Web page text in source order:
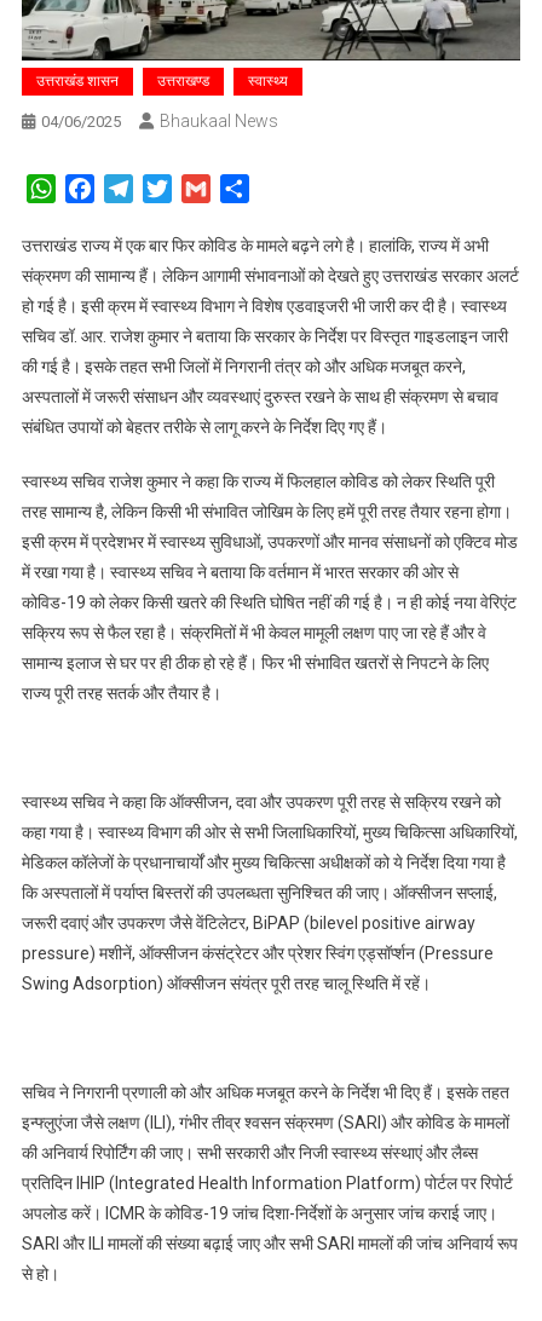
उत्तराखंड शासन उत्तराखण्ड स्वास्थ्य
04/06/2025 Bhaukaal News
WhatsAppFacebookTelegramTwitterGmail
उत्तराखंड राज्य में एक बार फिर कोविड के मामले बढ़ने लगे है। हालांकि, राज्य में अभी
संक्रमण की सामान्य हैं। लेकिन आगामी संभावनाओं को देखते हुए उत्तराखंड सरकार अलर्ट
हो गई है। इसी क्रम में स्वास्थ्य विभाग ने विशेष एडवाइजरी भी जारी कर दी है। स्वास्थ्य
सचिव डॉ. आर. राजेश कुमार ने बताया कि सरकार के निर्देश पर विस्तृत गाइडलाइन जारी
की गई है। इसके तहत सभी जिलों में निगरानी तंत्र को और अधिक मजबूत करने,
अस्पतालों में जरूरी संसाधन और व्यवस्थाएं दुरुस्त रखने के साथ ही संक्रमण से बचाव
संबंधित उपायों को बेहतर तरीके से लागू करने के निर्देश दिए गए हैं।
स्वास्थ्य सचिव राजेश कुमार ने कहा कि राज्य में फिलहाल कोविड को लेकर स्थिति पूरी
तरह सामान्य है, लेकिन किसी भी संभावित जोखिम के लिए हमें पूरी तरह तैयार रहना होगा।
इसी क्रम में प्रदेशभर में स्वास्थ्य सुविधाओं, उपकरणों और मानव संसाधनों को एक्टिव मोड
में रखा गया है। स्वास्थ्य सचिव ने बताया कि वर्तमान में भारत सरकार की ओर से
कोविड-19 को लेकर किसी खतरे की स्थिति घोषित नहीं की गई है। न ही कोई नया वेरिएंट
सक्रिय रूप से फैल रहा है। संक्रमितों में भी केवल मामूली लक्षण पाए जा रहे हैं और वे
सामान्य इलाज से घर पर ही ठीक हो रहे हैं। फिर भी संभावित खतरों से निपटने के लिए
राज्य पूरी तरह सतर्क और तैयार है।
स्वास्थ्य सचिव ने कहा कि ऑक्सीजन, दवा और उपकरण पूरी तरह से सक्रिय रखने को
कहा गया है। स्वास्थ्य विभाग की ओर से सभी जिलाधिकारियों, मुख्य चिकित्सा अधिकारियों,
मेडिकल कॉलेजों के प्रधानाचार्यों और मुख्य चिकित्सा अधीक्षकों को ये निर्देश दिया गया है
कि अस्पतालों में पर्याप्त बिस्तरों की उपलब्धता सुनिश्चित की जाए। ऑक्सीजन सप्लाई,
जरूरी दवाएं और उपकरण जैसे वेंटिलेटर, BiPAP (bilevel positive airway
pressure) मशीनें, ऑक्सीजन कंसंट्रेटर और प्रेशर स्विंग एड्सॉर्प्शन (Pressure
Swing Adsorption) ऑक्सीजन संयंत्र पूरी तरह चालू स्थिति में रहें।
सचिव ने निगरानी प्रणाली को और अधिक मजबूत करने के निर्देश भी दिए हैं। इसके तहत
इन्फ्लुएंजा जैसे लक्षण (ILI), गंभीर तीव्र श्वसन संक्रमण (SARI) और कोविड के मामलों
की अनिवार्य रिपोर्टिंग की जाए। सभी सरकारी और निजी स्वास्थ्य संस्थाएं और लैब्स
प्रतिदिन IHIP (Integrated Health Information Platform) पोर्टल पर रिपोर्ट
अपलोड करें। ICMR के कोविड-19 जांच दिशा-निर्देशों के अनुसार जांच कराई जाए।
SARI और ILI मामलों की संख्या बढ़ाई जाए और सभी SARI मामलों की जांच अनिवार्य रूप
से हो।